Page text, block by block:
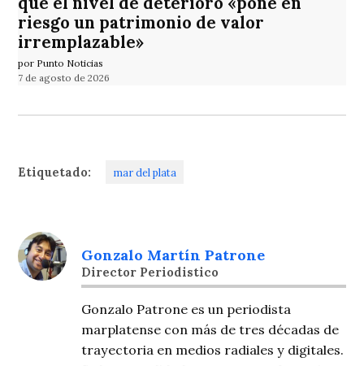
riesgo un patrimonio de valor
irremplazable»
por Punto Noticias
7 de agosto de 2026
Etiquetado: mar del plata
Gonzalo Martín Patrone
Director Periodistico
Gonzalo Patrone es un periodista
marplatense con más de tres décadas de
trayectoria en medios radiales y digitales.